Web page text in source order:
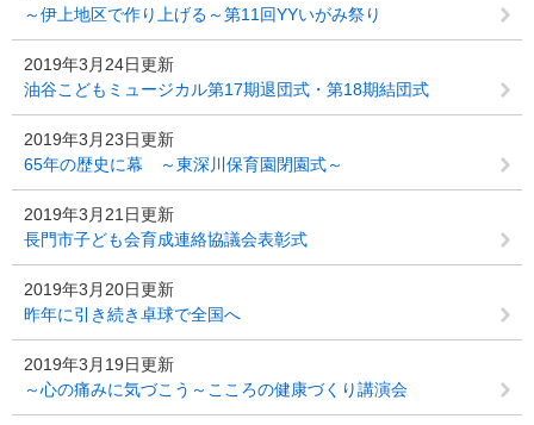
～伊上地区で作り上げる～第11回YYいがみ祭り
2019年3月24日更新
油谷こどもミュージカル第17期退団式・第18期結団式
2019年3月23日更新
65年の歴史に幕 ～東深川保育園閉園式～
2019年3月21日更新
長門市子ども会育成連絡協議会表彰式
2019年3月20日更新
昨年に引き続き卓球で全国へ
2019年3月19日更新
～心の痛みに気づこう～こころの健康づくり講演会